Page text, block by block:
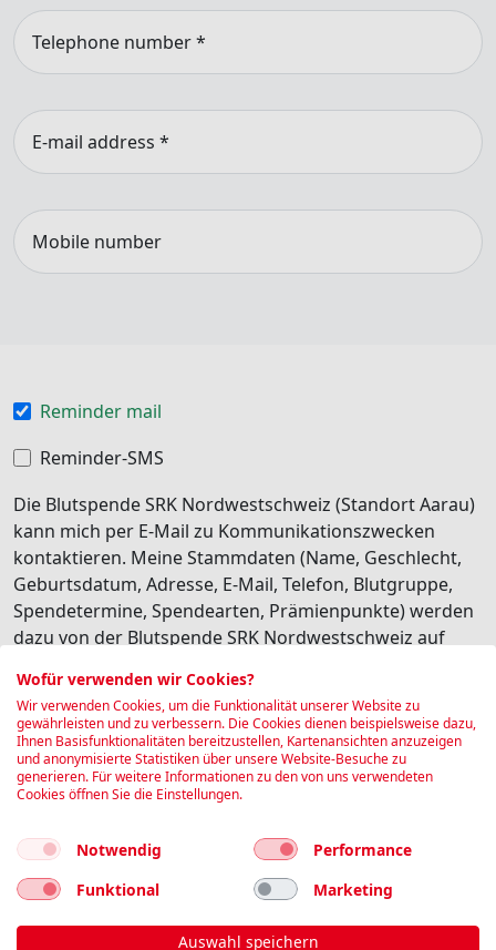
Telephone number*
E-mail address *
Mobile number
Reminder mail
Reminder-SMS
Die Blutspende SRK Nordwestschweiz (Standort Aarau)
kann mich per E-Mail zu Kommunikationszwecken
kontaktieren. Meine Stammdaten (Name, Geschlecht,
Geburtsdatum, Adresse, E-Mail, Telefon, Blutgruppe,
Spendetermine, Spendearten, Prämienpunkte) werden
dazu von der Blutspende SRK Nordwestschweiz auf
Besonders schützenswerte Personendaten (z.B.
Gesundheitsdaten) werden dabei nicht transferiert. Ich
habe jederzeit die Möglichkeit, diese personalisierte
Kommunikation wieder abzubestellen.
Book
Wofür verwenden wir Cookies?
Wir verwenden Cookies, um die Funktionalität unserer Website zu
gewährleisten und zu verbessern. Die Cookies dienen beispielsweise dazu,
Ihnen Basisfunktionalitäten bereitzustellen, Kartenansichten anzuzeigen
und anonymisierte Statistiken über unsere Website-Besuche zu
generieren. Für weitere Informationen zu den von uns verwendeten
Cookies öffnen Sie die Einstellungen.
Notwendig
Performance
Funktional
Marketing
Auswahl speichern